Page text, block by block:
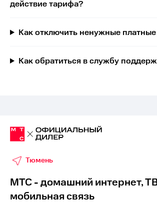
действие тарифа?
Как отключить ненужные платные
Как обратиться в службу
Тюмень
МТС - домашний интернет,
мобильная связь